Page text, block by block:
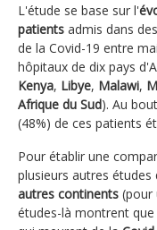
L'étude se base sur l'
patients admis dans
de la Covid-19 entre
hôpitaux de dix pays
Kenya, Libye, Malawi,
Afrique du Sud). Au
(48%) de ces patients
Pour établir une
plusieurs autres études
autres continents (pour
études-là montrent